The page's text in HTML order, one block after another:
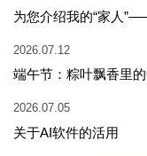
为您介绍我的“家人
2026.07.12
端午节：粽叶飘香里
2026.07.05
关于AI软件的活用